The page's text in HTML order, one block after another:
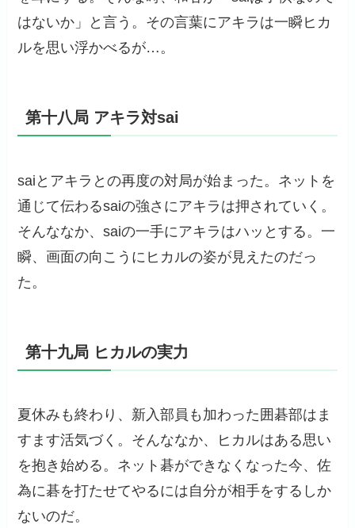
はないか」と言う。その言葉にアキラは一瞬ヒカ
ルを思い浮かべるが…。
第十八局 アキラ対sai
saiとアキラとの再度の対局が始まった。ネットを
通じて伝わるsaiの強さにアキラは押されていく。
そんななか、saiの一手にアキラはハッとする。一
瞬、画面の向こうにヒカルの姿が見えたのだっ
た。
第十九局 ヒカルの実力
夏休みも終わり、新入部員も加わった囲碁部はま
すます活気づく。そんななか、ヒカルはある思い
を抱き始める。ネット碁ができなくなった今、佐
為に碁を打たせてやるには自分が相手をするしか
ないのだ。